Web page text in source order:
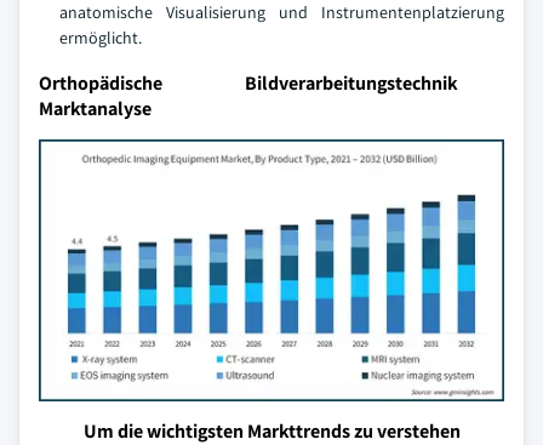
anatomische Visualisierung und Instrumentenplatzierung
ermöglicht.
Orthopädische Bildverarbeitungstechnik
Marktanalyse
Um die wichtigsten Markttrends zu verstehen